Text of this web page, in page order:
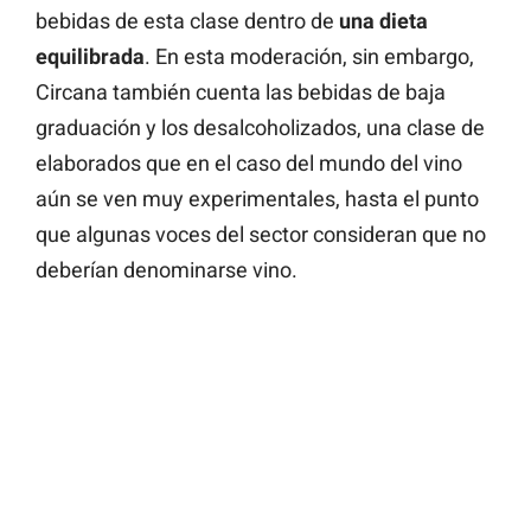
bebidas de esta clase dentro de una dieta
equilibrada. En esta moderación, sin embargo,
Circana también cuenta las bebidas de baja
graduación y los desalcoholizados, una clase de
elaborados que en el caso del mundo del vino
aún se ven muy experimentales, hasta el punto
que algunas voces del sector consideran que no
deberían denominarse vino.